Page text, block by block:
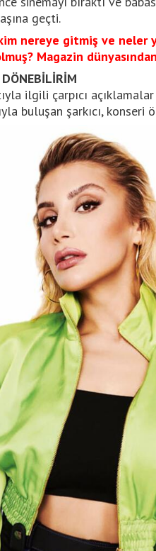
geçti.
nereye gitmiş ve neler
Magazin
ilgili çarpıcı
buluşan şarkıcı, konseri